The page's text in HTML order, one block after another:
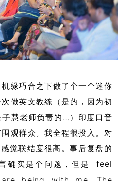
缘巧合之下做了个一个迷你
做英文教练（是的，因为初
子慧老师负责的…）印度口音
观群众。我全程很投入。对
觉联结度很高。事后复盘的
确实是个问题，但是I feel